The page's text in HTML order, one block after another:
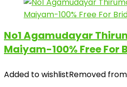
No1 Agamudayar
Maiyam-100% Free For
Added to wishlistRemoved